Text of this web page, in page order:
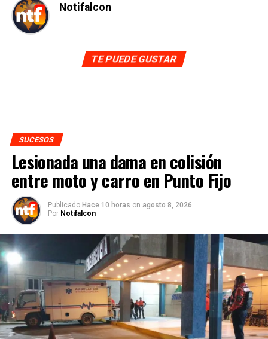
Notifalcon
TE PUEDE GUSTAR
SUCESOS
Lesionada una dama en colisión
entre moto y carro en Punto Fijo
Publicado Hace 10 horas on agosto 8, 2026
Por Notifalcon